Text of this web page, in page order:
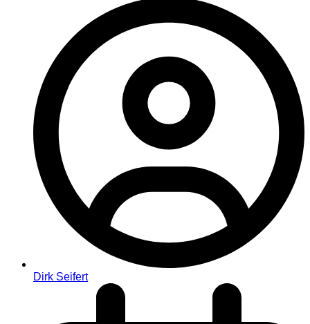
Dirk Seifert